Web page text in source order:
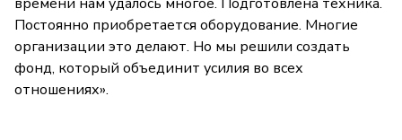
Постоянно приобретается оборудование. Многие
организации это делают. Но мы решили создать
фонд, который объединит усилия во всех
отношениях».